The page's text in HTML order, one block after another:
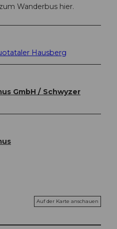
Wanderbus hier.
Hausberg
GmbH / Schwyzer
Auf der Karte anschauen